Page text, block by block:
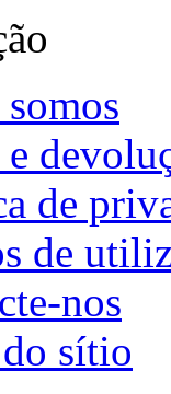
de
de
nos
sítio